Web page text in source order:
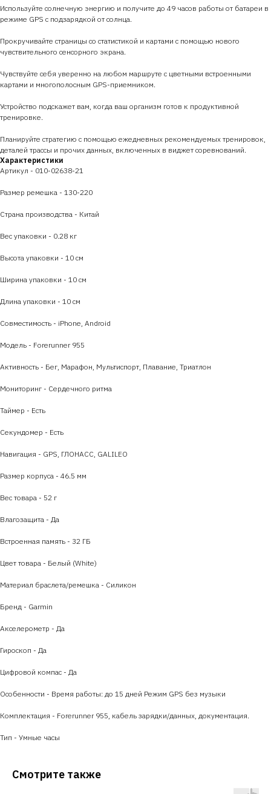
Используйте солнечную энергию и получите до 49 часов работы от батареи в
режиме GPS с подзарядкой от солнца.
Прокручивайте страницы со статистикой и картами с помощью нового
чувствительного сенсорного экрана.
Чувствуйте себя уверенно на любом маршруте с цветными встроенными
картами и многополосным GPS-приемником.
Устройство подскажет вам, когда ваш организм готов к продуктивной
тренировке.
Планируйте стратегию с помощью ежедневных рекомендуемых тренировок,
деталей трассы и прочих данных, включенных в виджет соревнований.
Характеристики
Артикул - 010-02638-21
Размер ремешка - 130-220
Страна производства - Китай
Вес упаковки - 0.28 кг
Высота упаковки - 10 см
Ширина упаковки - 10 см
Длина упаковки - 10 см
Совместимость - iPhone, Android
Модель - Forerunner 955
Активность - Бег, Марафон, Мультиспорт, Плавание, Триатлон
Мониторинг - Сердечного ритма
Таймер - Есть
Секундомер - Есть
Навигация - GPS, ГЛОНАСС, GALILEO
Размер корпуса - 46.5 мм
Вес товара - 52 г
Влагозащита - Да
Встроенная память - 32 ГБ
Цвет товара - Белый (White)
Материал браслета/ремешка - Силикон
Бренд - Garmin
Акселерометр - Да
Гироскоп - Да
Цифровой компас - Да
Особенности - Время работы: до 15 дней Режим GPS без музыки
Комплектация - Forerunner 955, кабель зарядки/данных, документация.
Тип - Умные часы
Смотрите также